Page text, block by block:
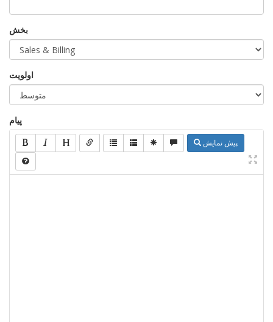
بخش
اولویت
پیام
پیش نمایش